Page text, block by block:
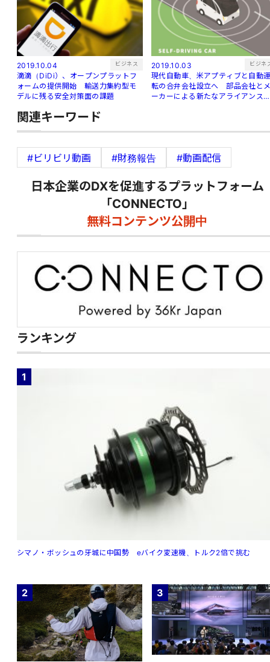
2019.10.04 ビジネス
滴滴（DiDi）、オープンプラットフ
ォームの提供開始 輸送力集約型モ
デルに残る安全対策面の課題
2019.10.03 ビジネ
現代自動車、米アプティブと自動
転の合弁会社設立へ 部品会社と
ーカーによる新たなアライアンス
関連キーワード
#ビリビリ動画 #財務報告 #動画配信
日本企業のDXを促進するプラットフォーム
「CONNECTO」
無料コンテンツ公開中
ランキング
1
シマノ・ボッシュの牙城に中国勢 eバイク変速機、トルク2倍で挑む
2 3